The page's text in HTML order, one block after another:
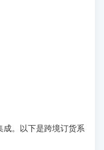
。以下是跨境订货系